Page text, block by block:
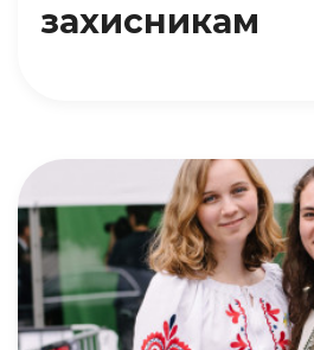
захисникам